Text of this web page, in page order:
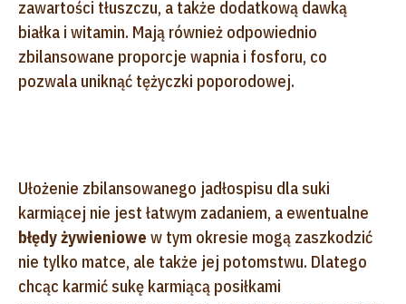
zawartości tłuszczu, a także dodatkową dawką
białka i witamin. Mają również odpowiednio
zbilansowane proporcje wapnia i fosforu, co
pozwala uniknąć tężyczki poporodowej.
Ułożenie zbilansowanego jadłospisu dla suki
karmiącej nie jest łatwym zadaniem, a ewentualne
błędy żywieniowe w tym okresie mogą zaszkodzić
nie tylko matce, ale także jej potomstwu. Dlatego
chcąc karmić sukę karmiącą posiłkami